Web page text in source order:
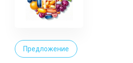
Предложение